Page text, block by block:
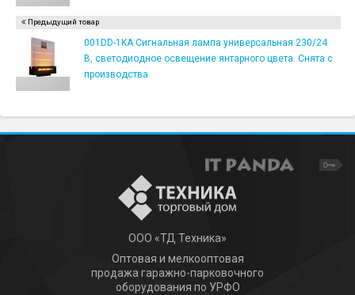
Предыдущий товар
001DD-1KA Сигнальная лампа универсальная 230/24
В, светодиодное освещение янтарного цвета. Снята с
производства
ООО «ТД Техника»
Оптовая и мелкооптовая
продажа гаражно-парковочного
оборудования по УРФО